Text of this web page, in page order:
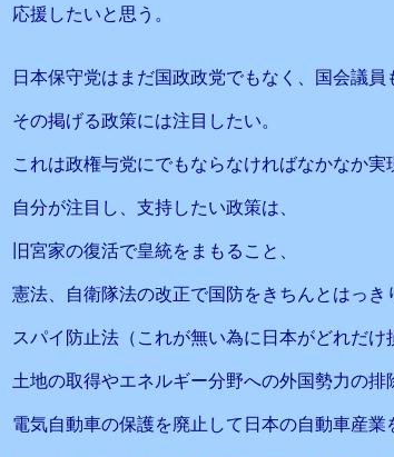
応援したいと思う。
日本保守党はまだ国政政党でもなく、国会議員
その掲げる政策には注目したい。
これは政権与党にでもならなければなかなか実
自分が注目し、支持したい政策は、
旧宮家の復活で皇統をまもること、
憲法、自衛隊法の改正で国防をきちんとはっき
スパイ防止法（これが無い為に日本がどれだ
土地の取得やエネルギー分野への外国勢力の排
電気自動車の保護を廃止して日本の自動車産